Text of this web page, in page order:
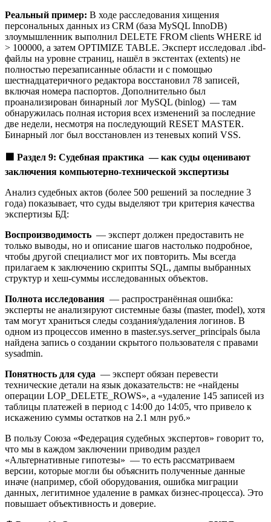
Реальный пример: В ходе расследования хищения
персональных данных из CRM (база MySQL InnoDB)
злоумышленник выполнил DELETE FROM clients WHERE id
> 100000, а затем OPTIMIZE TABLE. Эксперт исследовал .ibd-
файлы на уровне страниц, нашёл в экстентах (extents) не
полностью перезаписанные области и с помощью
шестнадцатеричного редактора восстановил 78 записей,
включая номера паспортов. Дополнительно был
проанализирован бинарный лог MySQL (binlog) — там
обнаружилась полная история всех изменений за последние
две недели, несмотря на последующий RESET MASTER.
Бинарный лог был восстановлен из теневых копий VSS.
Раздел 9: Судебная практика — как суды оценивают
заключения компьютерно-технической экспертизы
Анализ судебных актов (более 500 решений за последние 3
года) показывает, что суды выделяют три критерия качества
экспертизы БД:
Воспроизводимость — эксперт должен предоставить не
только выводы, но и описание шагов настолько подробное,
чтобы другой специалист мог их повторить. Мы всегда
прилагаем к заключению скрипты SQL, дампы выбранных
структур и хеш-суммы исследованных объектов.
Полнота исследования — распространённая ошибка:
эксперты не анализируют системные базы (master, model), хотя
там могут храниться следы создания/удаления логинов. В
одном из процессов именно в master.sys.server_principals была
найдена запись о создании скрытого пользователя с правами
sysadmin.
Понятность для суда — эксперт обязан перевести
технические детали на язык доказательств: не «найдены
операции LOP_DELETE_ROWS», а «удаление 145 записей из
таблицы платежей в период с 14:00 до 14:05, что привело к
искажению суммы остатков на 2.1 млн руб.»
В пользу Союза «Федерация судебных экспертов» говорит то,
что мы в каждом заключении приводим раздел
«Альтернативные гипотезы» — то есть рассматриваем
версии, которые могли бы объяснить полученные данные
иначе (например, сбой оборудования, ошибка миграции
данных, легитимное удаление в рамках бизнес-процесса). Это
повышает объективность и доверие.